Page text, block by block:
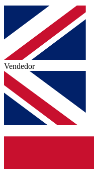
Vendedor